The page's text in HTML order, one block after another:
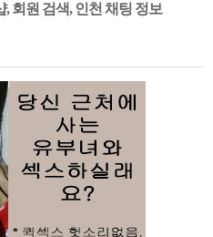
회원 검색, 인천 채팅 정보